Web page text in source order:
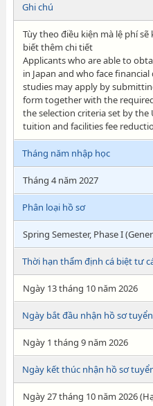
Ghi chú
Tùy theo điều kiện mà lệ phí
biết thêm chi tiết
Applicants who are able to
in Japan and who face
studies may apply by
form together with the
the selection criteria set by
tuition and facilities fee
Tháng năm nhập học
Tháng 4 năm 2027
Phân loại hồ sơ
Spring Semester, Phase I
Thời hạn thẩm định cá biệt tư
Ngày 13 tháng 10 năm 2026
Ngày bắt đầu nhận hồ sơ
Ngày 1 tháng 9 năm 2026
Ngày kết thúc nhận hồ sơ
Ngày 27 tháng 10 năm 2026